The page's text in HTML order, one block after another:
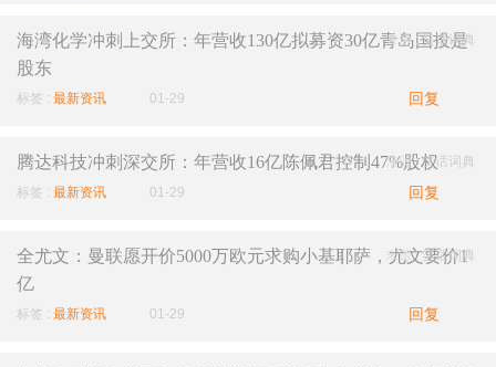
海湾化学冲刺上交所：年营收130亿拟募资30亿青岛国投是
股东
标签 : 最新资讯 01-29 回复
来源 :笑话词典
腾达科技冲刺深交所：年营收16亿陈佩君控制47%股权
标签 : 最新资讯 01-29 回复
来源 :笑话词典
全尤文：曼联愿开价5000万欧元求购小基耶萨，尤文要价1
亿
标签 : 最新资讯 01-29 回复
来源 :笑话词典